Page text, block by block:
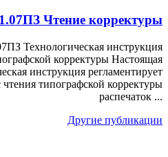
Чтение корректуры
Технологическая инструкция
корректуры Настоящая
инструкция регламентирует
чтения типографской корректуры
распечаток ...
Другие публикации